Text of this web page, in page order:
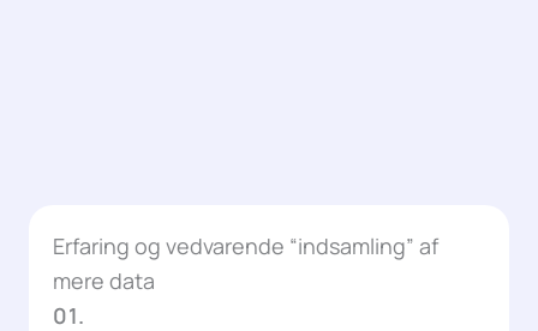
Erfaring og vedvarende “indsamling” af
mere data
01.